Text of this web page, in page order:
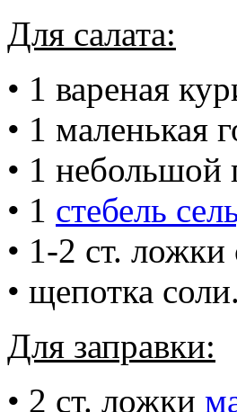
Для салата:
• 1 вареная
• 1 маленькая
• 1 небольшой
• 1 стебель
• 1-2 ст.
• щепотка соли.
Для заправки:
• 2 ст. ложки